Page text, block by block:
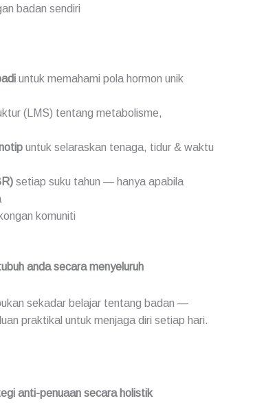
badan sendiri
untuk memahami pola hormon unik
(LMS) tentang metabolisme,
untuk selaraskan tenaga, tidur & waktu
setiap suku tahun — hanya apabila
komuniti
anda secara menyeluruh
sekadar belajar tentang badan —
praktikal untuk menjaga diri setiap hari.
anti-penuaan secara holistik